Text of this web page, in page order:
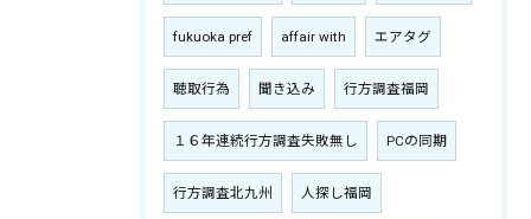
fukuoka pref affair with エアタグ
聴取行為 聞き込み 行方調査福岡
１６年連続行方調査失敗無し PCの同期
行方調査北九州 人探し福岡